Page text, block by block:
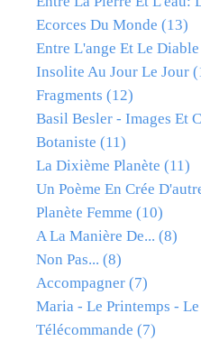
Ecorces Du Monde (13)
Entre L'ange Et Le Diable
Insolite Au Jour Le Jour
Fragments (12)
Basil Besler - Images Et
Botaniste (11)
La Dixième Planète (11)
Un Poème En Crée
Planète Femme (10)
A La Manière De... (8)
Non Pas... (8)
Accompagner (7)
Maria - Le Printemps -
Télécommande (7)